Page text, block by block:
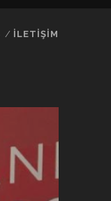
İLETIŞIM